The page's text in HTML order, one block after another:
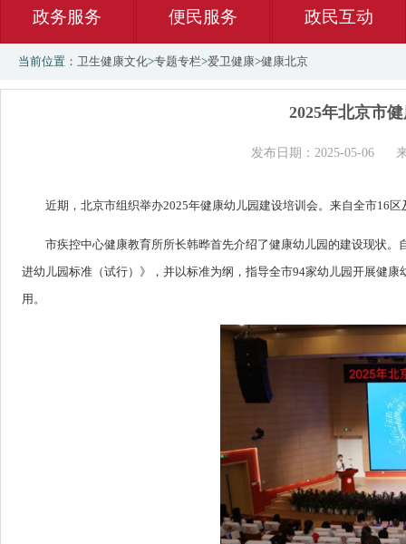
政务服务 便民服务 政民互动
当前位置： 卫生健康文化>专题专栏>爱卫健康>健康北京
2025年北京市
发布日期：2025-05-06
近期，北京市组织举办2025年健康幼儿园建设培训会。来自全市16
市疾控中心健康教育所所长韩晔首先介绍了健康幼儿园的建设现状
进幼儿园标准（试行）》，并以标准为纲，指导全市94家幼儿园开展健
用。